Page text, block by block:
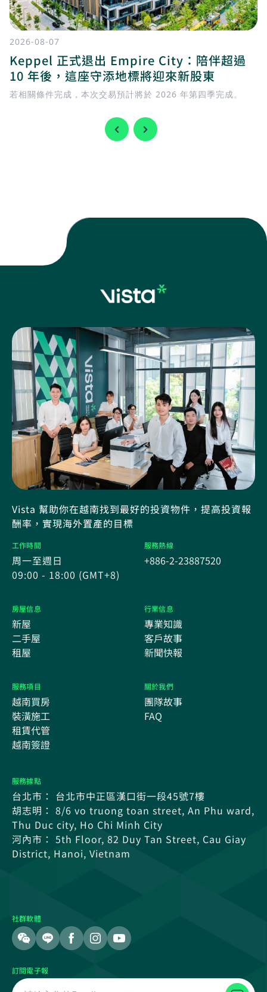
2026-08-07
Keppel 正式退出 Empire City：陪伴超過
10 年後，這座守添地標將迎來新股東
若相關條件完成，本次交易預計將於 2026 年第四季完成。
Vista 幫助你在越南找到最好的投資物件，提高投資報
酬率，實現海外置產的目標
工作時間
周一至週日
09:00 - 18:00 (GMT+8)
服務熱線
+886-2-23887520
房屋信息
新屋
二手屋
租屋
行業信息
專業知識
客戶故事
新聞快報
服務項目
越南買房
裝潢施工
租賃代管
越南簽證
關於我們
團隊故事
FAQ
服務據點
台北市： 台北市中正區漢口街一段45號7樓
胡志明： 8/6 vo truong toan street, An Phu ward,
Thu Duc city, Ho Chi Minh City
河內市： 5th Floor, 82 Duy Tan Street, Cau Giay
District, Hanoi, Vietnam
社群軟體
訂閱電子報